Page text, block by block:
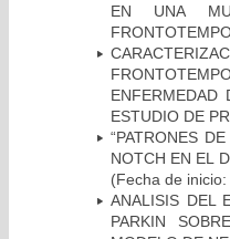
EN UNA
ENFERMEDAD
ESTUDIO DE
“PATRONES
NOTCH EN EL
(Fecha de
ANALISIS DEL
PARKIN